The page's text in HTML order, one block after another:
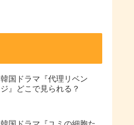
韓国ドラマ『代理リベン
ジ』どこで見られる？